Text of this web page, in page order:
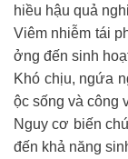
hiều hậu quả
Viêm nhiễm tái
ởng đến sinh
Khó chịu, ngứa
ộc sống và công
Nguy cơ biến
đến khả năng